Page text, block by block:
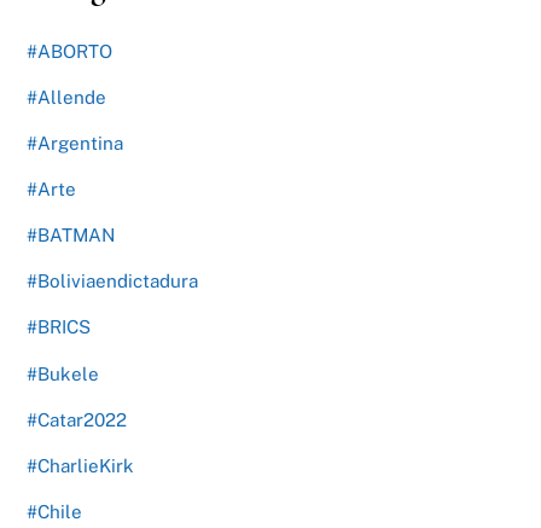
#ABORTO
#Allende
#Argentina
#Arte
#BATMAN
#Boliviaendictadura
#BRICS
#Bukele
#Catar2022
#CharlieKirk
#Chile